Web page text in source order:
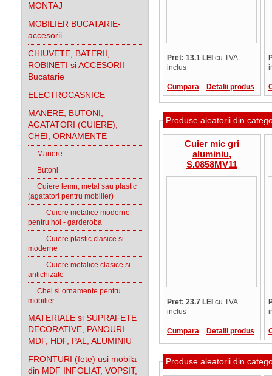
MONTAJ
MOBILIER BUCATARIE-
accesorii
CHIUVETE, BATERII,
ROBINETI si ACCESORII
Bucatarie
ELECTROCASNICE
MANERE, BUTONI,
AGATATORI (CUIERE),
CHEI, ORNAMENTE
Manere
Butoni
Cuiere lemn, metal sau plastic
(agatatori pentru mobilier)
Cuiere metalice moderne
pentru hol - garderoba
Cuiere plastic clasice si
moderne
Cuiere metalice clasice si
antichizate
Chei si ornamente pentru
mobilier
MATERIALE si SUPRAFETE
DECORATIVE, PANOURI
MDF, HDF, PAL, ALUMINIU
FRONTURI (fete) usi mobila
din MDF INFOLIAT, VOPSIT,
Pret: 13.1 LEI cu TVA
inclus
Cumpara Detalii produs
Produse aleatorii din
Cuier mic gri
aluminiu,
S.0858MV11
Pret: 23.7 LEI cu TVA
inclus
Cumpara Detalii produs
Produse aleatorii din